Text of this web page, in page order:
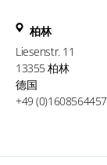
柏林
Liesenstr. 11
13355 柏林
德国
+49 (0)1608564457